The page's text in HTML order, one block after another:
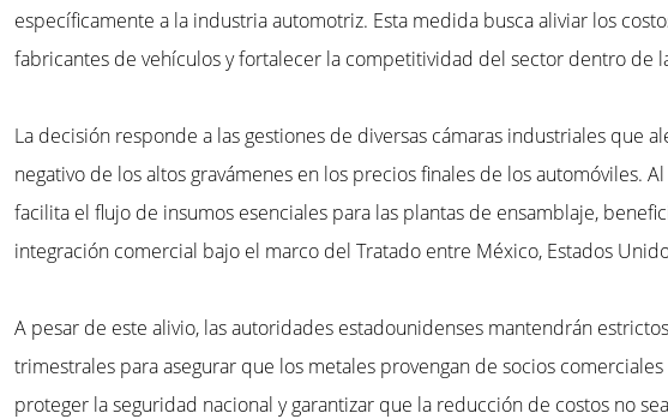
específicamente a la industria automotriz. Esta medida busca aliviar los
fabricantes de vehículos y fortalecer la competitividad del sector dentro de
La decisión responde a las gestiones de diversas cámaras industriales que
negativo de los altos gravámenes en los precios finales de los automóviles.
facilita el flujo de insumos esenciales para las plantas de ensamblaje,
integración comercial bajo el marco del Tratado entre México, Estados
A pesar de este alivio, las autoridades estadounidenses mantendrán
trimestrales para asegurar que los metales provengan de socios
proteger la seguridad nacional y garantizar que la reducción de costos no